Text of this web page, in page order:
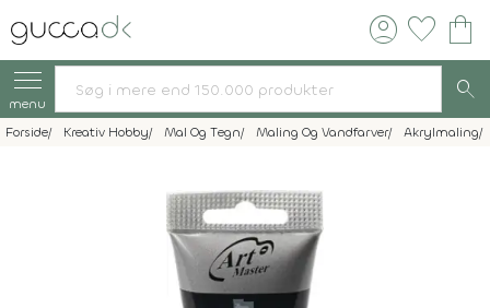
account_circle favorite shopping_bag
menu search
Forside Kreativ Hobby Mal Og Tegn Maling Og Vandfarver Akrylmaling